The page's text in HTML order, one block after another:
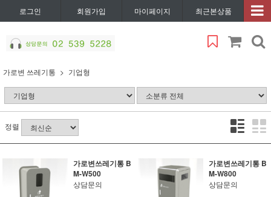
로그인 회원가입 마이페이지 최근본상품
가로변 쓰레기통 기업형
정렬
가로변쓰레기통 B
M-W500
상담문의
가로변쓰레기통 B
M-W800
상담문의